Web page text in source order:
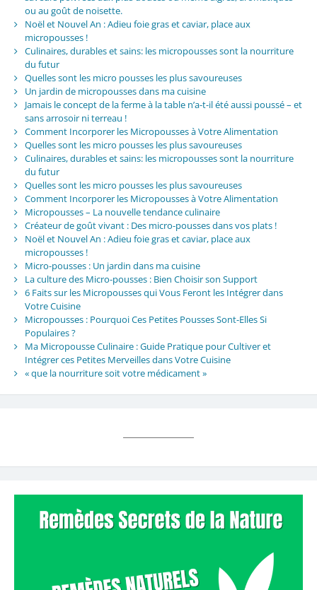
ou au goût de noisette.
Noël et Nouvel An : Adieu foie gras et caviar, place aux
micropousses !
Culinaires, durables et sains: les micropousses sont la nourriture
du futur
Quelles sont les micro pousses les plus savoureuses
Un jardin de micropousses dans ma cuisine
Jamais le concept de la ferme à la table n’a-t-il été aussi poussé – et
sans arrosoir ni terreau !
Comment Incorporer les Micropousses à Votre Alimentation
Quelles sont les micro pousses les plus savoureuses
Culinaires, durables et sains: les micropousses sont la nourriture
du futur
Quelles sont les micro pousses les plus savoureuses
Comment Incorporer les Micropousses à Votre Alimentation
Micropousses – La nouvelle tendance culinaire
Créateur de goût vivant : Des micro-pousses dans vos plats !
Noël et Nouvel An : Adieu foie gras et caviar, place aux
micropousses !
Micro-pousses : Un jardin dans ma cuisine
La culture des Micro-pousses : Bien Choisir son Support
6 Faits sur les Micropousses qui Vous Feront les Intégrer dans
Votre Cuisine
Micropousses : Pourquoi Ces Petites Pousses Sont-Elles Si
Populaires ?
Ma Micropousse Culinaire : Guide Pratique pour Cultiver et
Intégrer ces Petites Merveilles dans Votre Cuisine
« que la nourriture soit votre médicament »